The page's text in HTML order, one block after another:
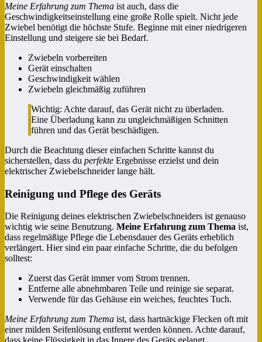
Meine Erfahrung zum Thema ist auch, dass die
Geschwindigkeitseinstellung eine große Rolle spielt. Nicht jede
Zwiebel benötigt die höchste Stufe. Beginne mit einer niedrigeren
Einstellung und steigere sie bei Bedarf.
Zwiebeln vorbereiten
Gerät einschalten
Geschwindigkeit wählen
Zwiebeln gleichmäßig zuführen
Wichtig: Achte darauf, das Gerät nicht zu überladen.
Eine Überladung kann zu ungleichmäßigen Schnitten
führen und das Gerät beschädigen.
Durch die Beachtung dieser einfachen Schritte kannst du
sicherstellen, dass du perfekte Ergebnisse erzielst und dein
elektrischer Zwiebelschneider lange hält.
Reinigung und Pflege des Geräts
Die Reinigung deines elektrischen Zwiebelschneiders ist genauso
wichtig wie seine Benutzung. Meine Erfahrung zum Thema ist,
dass regelmäßige Pflege die Lebensdauer des Geräts erheblich
verlängert. Hier sind ein paar einfache Schritte, die du befolgen
solltest:
Zuerst das Gerät immer vom Strom trennen.
Entferne alle abnehmbaren Teile und reinige sie separat.
Verwende für das Gehäuse ein weiches, feuchtes Tuch.
Meine Erfahrung zum Thema ist, dass hartnäckige Flecken oft mit
einer milden Seifenlösung entfernt werden können. Achte darauf,